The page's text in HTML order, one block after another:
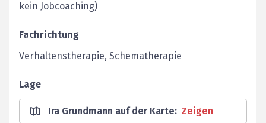
kein Jobcoaching)
Fachrichtung
Verhaltenstherapie, Schematherapie
Lage
Ira Grundmann auf der Karte: Zeigen